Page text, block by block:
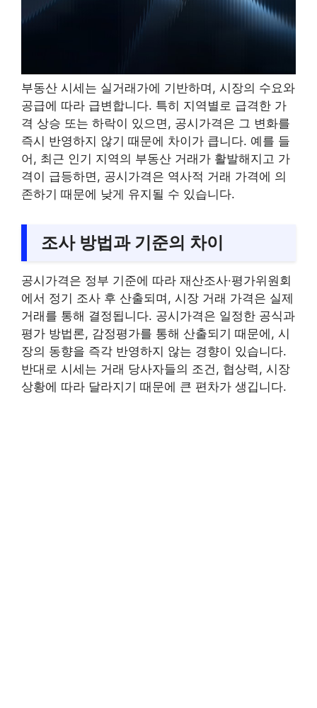
부동산 시세는 실거래가에 기반하며, 시장의 수요와
공급에 따라 급변합니다. 특히 지역별로 급격한 가
격 상승 또는 하락이 있으면, 공시가격은 그 변화를
즉시 반영하지 않기 때문에 차이가 큽니다. 예를 들
어, 최근 인기 지역의 부동산 거래가 활발해지고 가
격이 급등하면, 공시가격은 역사적 거래 가격에 의
존하기 때문에 낮게 유지될 수 있습니다.
조사 방법과 기준의 차이
공시가격은 정부 기준에 따라 재산조사·평가위원회
에서 정기 조사 후 산출되며, 시장 거래 가격은 실제
거래를 통해 결정됩니다. 공시가격은 일정한 공식과
평가 방법론, 감정평가를 통해 산출되기 때문에, 시
장의 동향을 즉각 반영하지 않는 경향이 있습니다.
반대로 시세는 거래 당사자들의 조건, 협상력, 시장
상황에 따라 달라지기 때문에 큰 편차가 생깁니다.